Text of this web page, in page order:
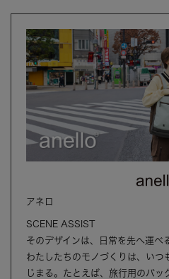
アネロ
SCENE ASSIST
そのデザインは、日常を先へ運べ
わたしたちのモノづくりは、いつ
じまる。たとえば、旅行用のバ